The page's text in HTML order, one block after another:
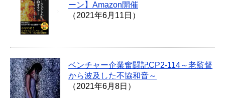
ーン】Amazon開催
（2021年6月11日）
ベンチャー企業奮闘記CP2-114～老監督
から波及した不協和音～
（2021年6月8日）